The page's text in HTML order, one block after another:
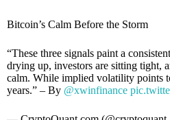
Bitcoin’s Calm Before the Storm
“These three signals paint a
drying up, investors are sitting tight,
calm. While implied volatility points
years.” – By @xwinfinance